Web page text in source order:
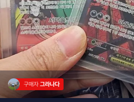
구매자 그라나다